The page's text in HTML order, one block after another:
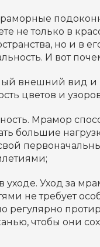
не только в
но и в
И вот
внешний вид и
цветов и
Мрамор
большие
в уходе. Уход за
не требует
регулярно
чтобы они